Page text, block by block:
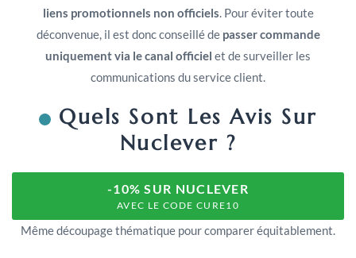
liens promotionnels non officiels. Pour éviter toute
déconvenue, il est donc conseillé de passer commande
uniquement via le canal officiel et de surveiller les
communications du service client.
Quels Sont Les Avis Sur
Nuclever ?
-10% SUR NUCLEVER
AVEC LE CODE CURE10
Même découpage thématique pour comparer équitablement.